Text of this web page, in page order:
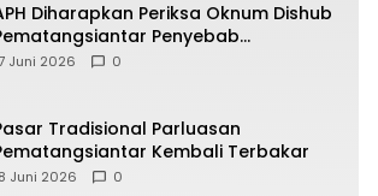
Diharapkan Periksa Oknum Dishub
Penyebab
PAD Retribusi Parkir
Juni 2026 0
Tradisional Parluasan
Kembali Terbakar
Juni 2026 0